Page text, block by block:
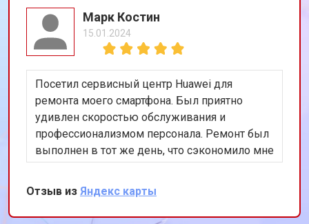
Марк Костин
15.01.2024
Посетил сервисный центр Huawei для
ремонта моего смартфона. Был приятно
удивлен скоростью обслуживания и
профессионализмом персонала. Ремонт был
выполнен в тот же день, что сэкономило мне
много времени. Особенно порадовало
использование оригинальных запчастей,
благодаря чему телефон работает как новый.
Рекомендую этот сервис всем владельцам
Отзыв из Яндекс карты